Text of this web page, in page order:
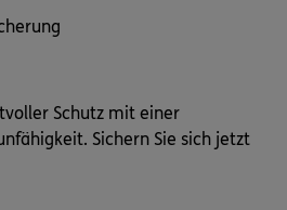
Schutz mit einer
Sichern Sie sich jetzt